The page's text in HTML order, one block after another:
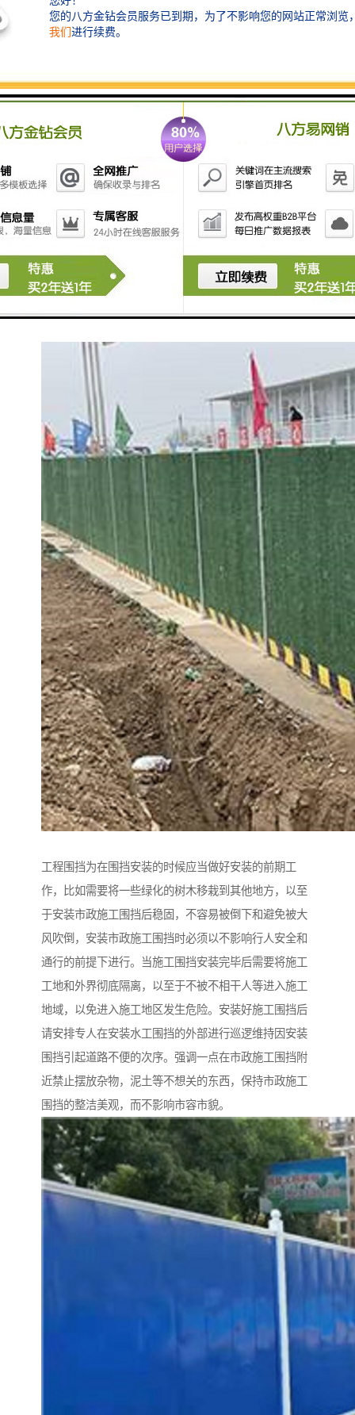
围挡施工完毕，板与板之间衔接平顺，直线要在一条直
线上；板与板不得留有缝隙，即在场外不能看见场内施
工。围挡沿线设置红灯或者隔段用安全反光锥用于夜间
警示。
工程围挡为在围挡安装的时候应当做好安装的前期工
作，比如需要将一些绿化的树木移栽到其他地方，以至
于安装市政施工围挡后稳固，不容易被倒下和避免被大
风吹倒，安装市政施工围挡时必须以不影响行人安全和
通行的前提下进行。当施工围挡安装完毕后需要将施工
工地和外界彻底隔离，以至于不被不相干人等进入施工
地域，以免进入施工地区发生危险。安装好施工围挡后
请安排专人在安装水工围挡的外部进行巡逻维持因安装
围挡引起道路不便的次序。强调一点在市政施工围挡附
近禁止摆放杂物，泥土等不想关的东西，保持市政施工
围挡的整洁美观，而不影响市容市貌。